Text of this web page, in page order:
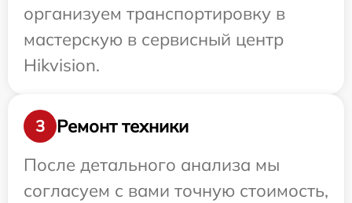
организуем транспортировку в
мастерскую в сервисный центр
Hikvision.
3
Ремонт техники
После детального анализа мы
согласуем с вами точную стоимость,